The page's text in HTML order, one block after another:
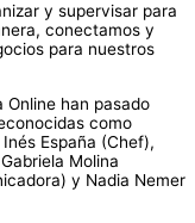
y supervisar para
conectamos y
para nuestros
Online han pasado
como
España (Chef),
Molina
y Nadia Nemer